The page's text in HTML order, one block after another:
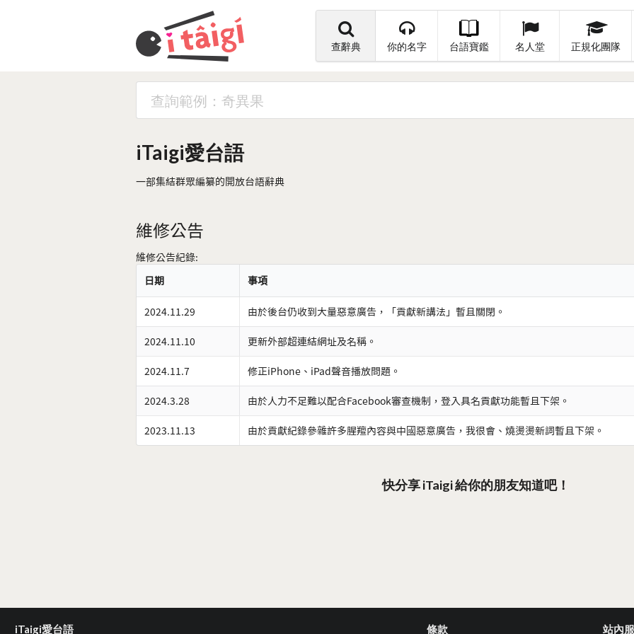
查辭典 你的名字 台語寶鑑 名人堂 正規化團隊
iTaigi愛台語
一部集結群眾編纂的開放台語辭典
維修公告
維修公告紀錄:
日期
事項
2024.11.29 由於後台仍收到大量惡意廣告，「貢獻新講法」暫且關閉。
2024.11.10 更新外部超連結網址及名稱。
2024.11.7 修正iPhone、iPad聲音播放問題。
2024.3.28 由於人力不足難以配合Facebook審查機制，登入具名貢獻功能暫且下架。
2023.11.13 由於貢獻紀錄參雜許多腥羶內容與中國惡意廣告，我很會、燒燙燙新詞暫且下架。
快分享 iTaigi 給你的朋友知道吧！
iTaigi愛台語 條款 站內